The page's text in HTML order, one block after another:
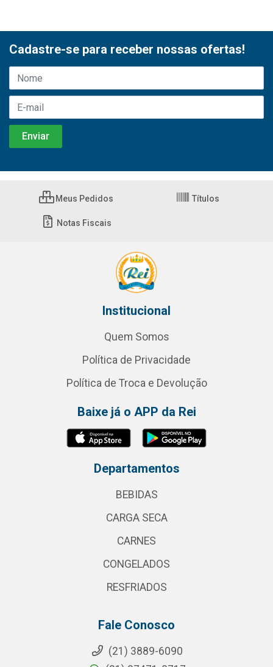
Cadastre-se para receber nossas ofertas!
Meus Pedidos Títulos
Notas Fiscais
Institucional
Quem Somos
Política de Privacidade
Política de Troca e Devolução
Baixe já o APP da Rei
Departamentos
BEBIDAS
CARGA SECA
CARNES
CONGELADOS
RESFRIADOS
Fale Conosco
(21) 3889-6090